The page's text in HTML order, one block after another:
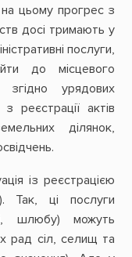
цьому прогрес з
досі тримають у
послуги,
до місцевого
урядових
реєстрації актів
ділянок,
із реєстрацією
Так, ці послуги
шлюбу) можуть
рад сіл, селищ та